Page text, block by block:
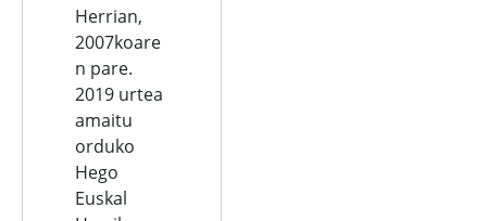
Herrian,
2007koare
n pare.
2019 urtea
amaitu
orduko
Hego
Euskal